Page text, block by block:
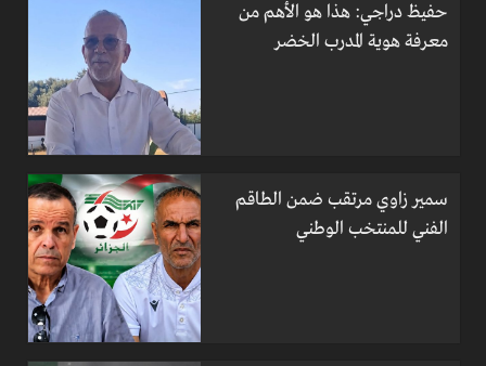
حفيظ دراجي: هذا هو الأهم من
معرفة هوية المدرب الخضر
سمير زاوي مرتقب ضمن الطاقم
الفني للمنتخب الوطني